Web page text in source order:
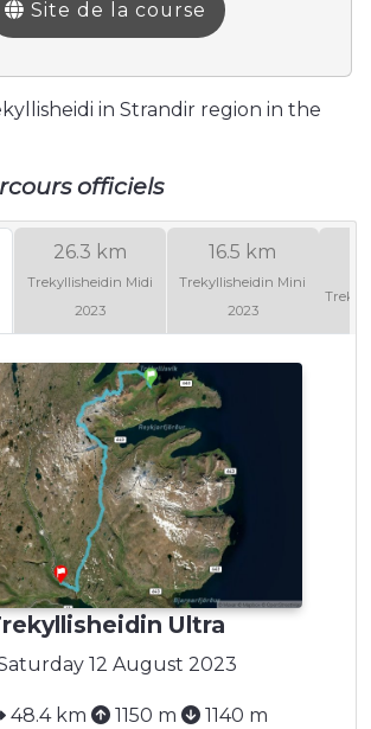
Site de la course
in Strandir region in the
officiels
26.3 km
Trekyllisheidin Midi
2023
16.5 km
Trekyllisheidin Mini
2023
Ultra
12 August 2023
48.4 km 1150 m 1140 m